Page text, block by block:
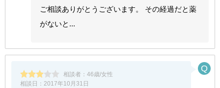
ご相談ありがとうございます。 その経過だと薬
がないと...
相談者： 46歳/女性
相談日： 2017年10月31日